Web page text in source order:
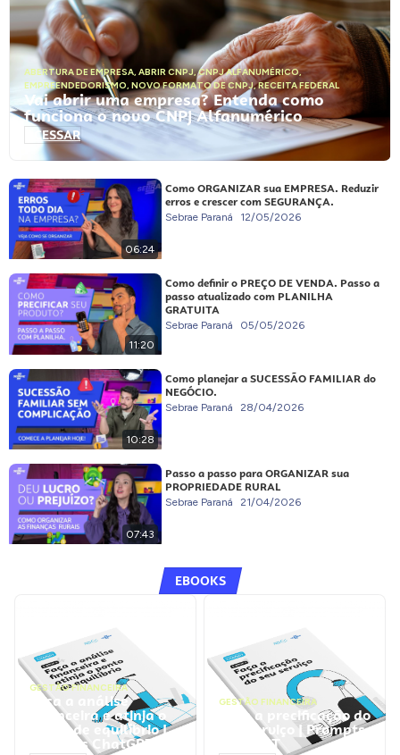
ABERTURA DE EMPRESA, ABRIR CNPJ,CNPJ ALFANUMÉRICO,
EMPREENDEDORISMO, NOVO FORMATO DE CNPJ,RECEITA FEDERAL
Vai abrir uma empresa? Entenda como
funciona o novo CNPJ Alfanumérico
ACESSAR
06:24
Como ORGANIZAR sua EMPRESA. Reduzir
erros e crescer com SEGURANÇA.
Sebrae Paraná 12/05/2026
11:20
Como definir o PREÇO DE VENDA. Passo a
passo atualizado com PLANILHA
GRATUITA
Sebrae Paraná 05/05/2026
10:28
Como planejar a SUCESSÃO FAMILIAR do
NEGÓCIO.
Sebrae Paraná 28/04/2026
07:43
Passo a passo para ORGANIZAR sua
PROPRIEDADE RURAL
Sebrae Paraná 21/04/2026
EBOOKS
GESTÃO FINANCEIRA
Faça a análise
financeira e atinja o
ponto de equilíbrio |
Prompts ChatGPT
GESTÃO FINANCEIRA
Faça a precificação do
seu serviço | Prompts
ChatGPT